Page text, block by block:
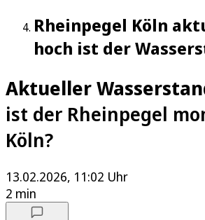
Rheinpegel Köln
hoch ist der
Aktueller
ist der Rheinpegel
Köln?
13.02.2026, 11:02 Uhr
2 min